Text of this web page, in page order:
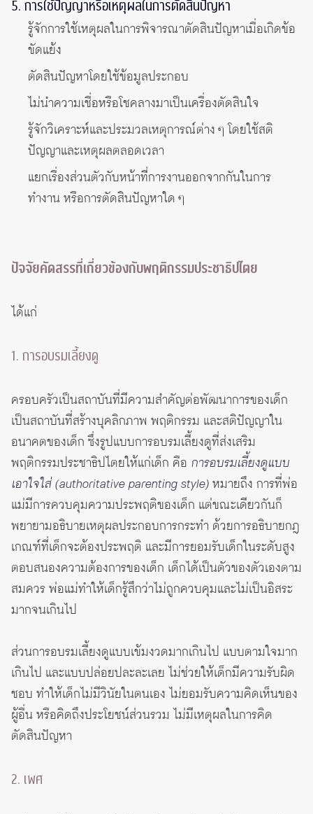
5. การใช้ปัญญาหรือเหตุผลในการตัดสินปัญหา
รู้จักการใช้เหตุผลในการพิจารณาตัดสินปัญหาเมื่อเกิดข้อ
ขัดแย้ง
ตัดสินปัญหาโดยใช้ข้อมูลประกอบ
ไม่นำความเชื่อหรือโชคลางมาเป็นเครื่องตัดสินใจ
รู้จักวิเคราะห์และประมวลเหตุการณ์ต่าง ๆ โดยใช้สติ
ปัญญาและเหตุผลตลอดเวลา
แยกเรื่องส่วนตัวกับหน้าที่การงานออกจากกันในการ
ทำงาน หรือการตัดสินปัญหาใด ๆ
ปัจจัยคัดสรรที่เกี่ยวข้องกับพฤติกรรมประชาธิปไตย
ได้แก่
1. การอบรมเลี้ยงดู
ครอบครัวเป็นสถาบันที่มีความสำคัญต่อพัฒนาการของเด็ก
เป็นสถาบันที่สร้างบุคลิกภาพ พฤติกรรม และสติปัญญาใน
อนาคตของเด็ก ซึ่งรูปแบบการอบรมเลี้ยงดูที่ส่งเสริม
พฤติกรรมประชาธิปไตยให้แก่เด็ก คือ การอบรมเลี้ยงดูแบบ
เอาใจใส่ (authoritative parenting style)หมายถึง การที่พ่อ
แม่มีการควบคุมความประพฤติของเด็ก แต่ขณะเดียวกันก็
พยายามอธิบายเหตุผลประกอบการกระทำ ด้วยการอธิบายกฎ
เกณฑ์ที่เด็กจะต้องประพฤติ และมีการยอมรับเด็กในระดับสูง
ตอบสนองความต้องการของเด็ก เด็กได้เป็นตัวของตัวเองตาม
สมควร พ่อแม่ทำให้เด็กรู้สึกว่าไม่ถูกควบคุมและไม่เป็นอิสระ
มากจนเกินไป
ส่วนการอบรมเลี้ยงดูแบบเข้มงวดมากเกินไป แบบตามใจมาก
เกินไป และแบบปล่อยปละละเลย ไม่ช่วยให้เด็กมีความรับผิด
ชอบ ทำให้เด็กไม่มีวินัยในตนเอง ไม่ยอมรับความคิดเห็นของ
ผู้อื่น หรือคิดถึงประโยชน์ส่วนรวม ไม่มีเหตุผลในการคิด
ตัดสินปัญหา
2. เพศ